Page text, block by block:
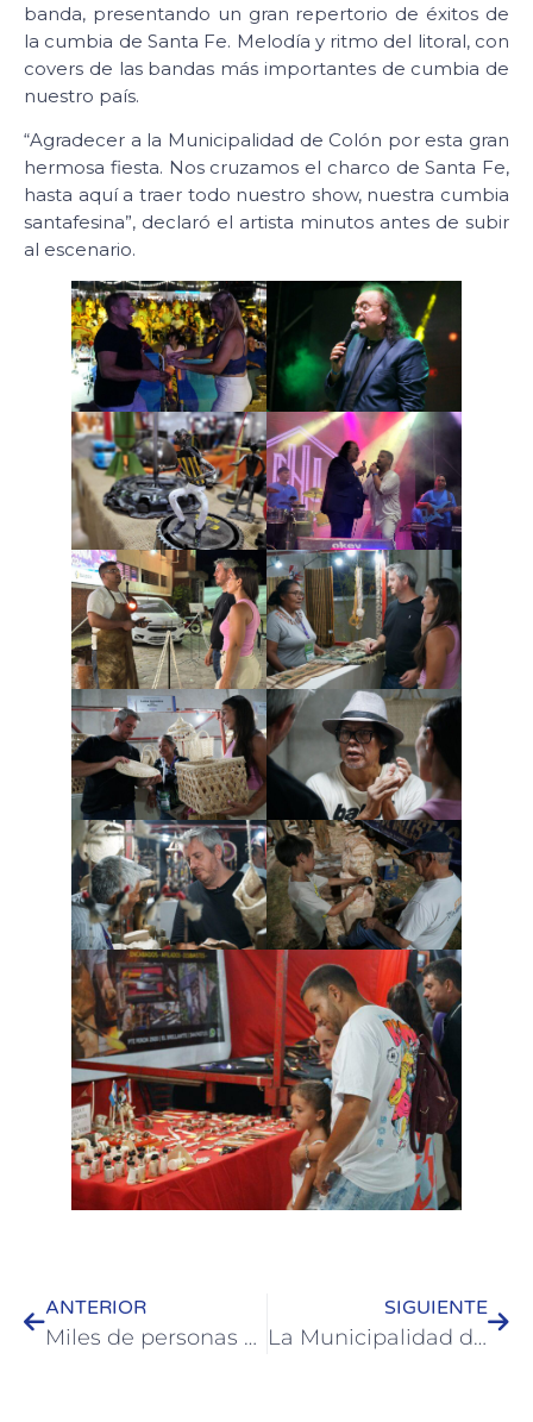
banda, presentando un gran repertorio de éxitos de
la cumbia de Santa Fe. Melodía y ritmo del litoral, con
covers de las bandas más importantes de cumbia de
nuestro país.
“Agradecer a la Municipalidad de Colón por esta gran
hermosa fiesta. Nos cruzamos el charco de Santa Fe,
hasta aquí a traer todo nuestro show, nuestra cumbia
santafesina”, declaró el artista minutos antes de subir
al escenario.
ANTERIOR
Miles de personas disfrutaron de La Banda de la Policía de Entre Ríos
SIGUIENTE
La Municipalidad de Colón colabora con tareas y gestiones para el Hospital San Benjamín